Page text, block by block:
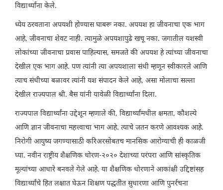
विद्यार्थ्यांना केले.
ध्येय ठरवताना अपयशी होण्यास घाबरू नका. अपयश हा जीवनाचा एक भाग
आहे, जीवनाचा शेवट नाही. त्यामुळे अपयशापुढे खचू नका. जगातील यशस्वी
लोकांच्या जीवनाचा प्रवास पाहिल्यास, समजते की अपयश हे त्यांच्या जीवनाचा
देखील एक भाग आहे. पण त्यांनी त्या अपयशाला संधी म्हणून स्वीकारले आणि
त्याच संधीच्या बळावर त्यांनी यश संपादन केले आहे, असा मोलाचा सल्ला
देखील राज्यपाल श्री. बैस यांनी यावेळी विद्यार्थ्यांना दिला.
राज्यपाल विद्यार्थ्यांना उद्देशून म्हणाले की, विद्यार्थ्यांमधील क्षमता, कौशल्ये
आणि ज्ञान जीवनाचा महत्त्वाचा भाग आहे. त्याचे जतन करणे आवश्यक आहे.
निरोगी आयुष्य जगण्यासाठी करिअरसोबतच मानसिक आरोग्याची ही काळजी
घ्या. नवीन राष्ट्रीय शैक्षणिक धोरण-२०२० देशाच्या परंपरा आणि सांस्कृतिक
मूल्यांच्या आधारे बनवले गेले आहे. या शैक्षणिक धोरणाने आकांक्षी उद्दिष्टांसह
विद्यार्थ्यांचे हित लक्षात घेऊन शिक्षण पद्धतीत सुधारणा आणि पुनर्रचना